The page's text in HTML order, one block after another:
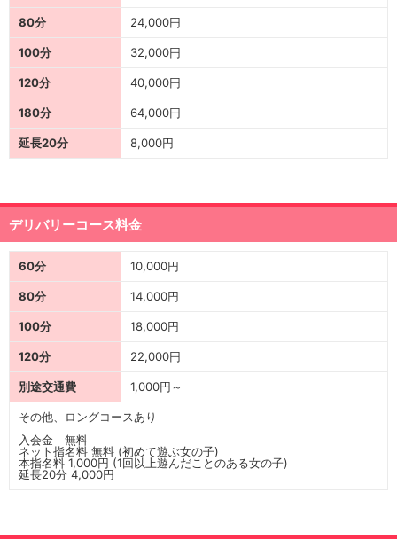
80分 24,000円
100分 32,000円
120分 40,000円
180分 64,000円
延長20分 8,000円
デリバリーコース料金
60分 10,000円
80分 14,000円
100分 18,000円
120分 22,000円
別途交通費 1,000円～
その他、ロングコースあり
入会金 無料
ネット指名料 無料 (初めて遊ぶ女の子)
本指名料 1,000円 (1回以上遊んだことのある女の子)
延長20分 4,000円